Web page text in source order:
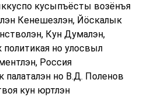
кусыпъёсты возёнъя
Кенешезлэн, Йӧскалык
Кун Думалэн,
но улосвыл
Россия
но В.Д. Поленов
кун юртлэн